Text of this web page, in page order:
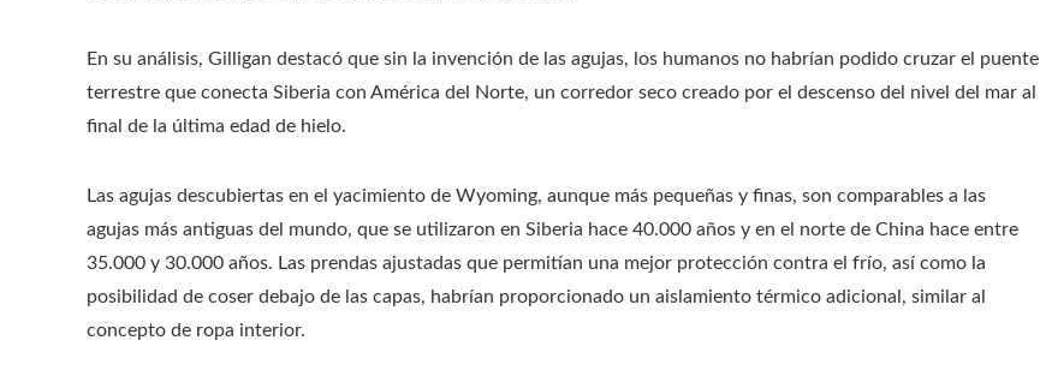
En su análisis, Gilligan destacó que sin la invención de las agujas, los humanos no habrían podido cruzar el puente
terrestre que conecta Siberia con América del Norte, un corredor seco creado por el descenso del nivel del mar al
final de la última edad de hielo.
Las agujas descubiertas en el yacimiento de Wyoming, aunque más pequeñas y finas, son comparables a las
agujas más antiguas del mundo, que se utilizaron en Siberia hace 40.000 años y en el norte de China hace entre
35.000 y 30.000 años. Las prendas ajustadas que permitían una mejor protección contra el frío, así como la
posibilidad de coser debajo de las capas, habrían proporcionado un aislamiento térmico adicional, similar al
concepto de ropa interior.